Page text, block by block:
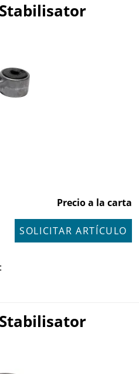
Precio a la carta
SOLICITAR ARTÍCULO